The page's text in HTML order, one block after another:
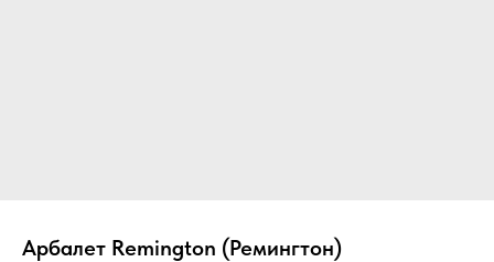
Арбалет Remington (Ремингтон)